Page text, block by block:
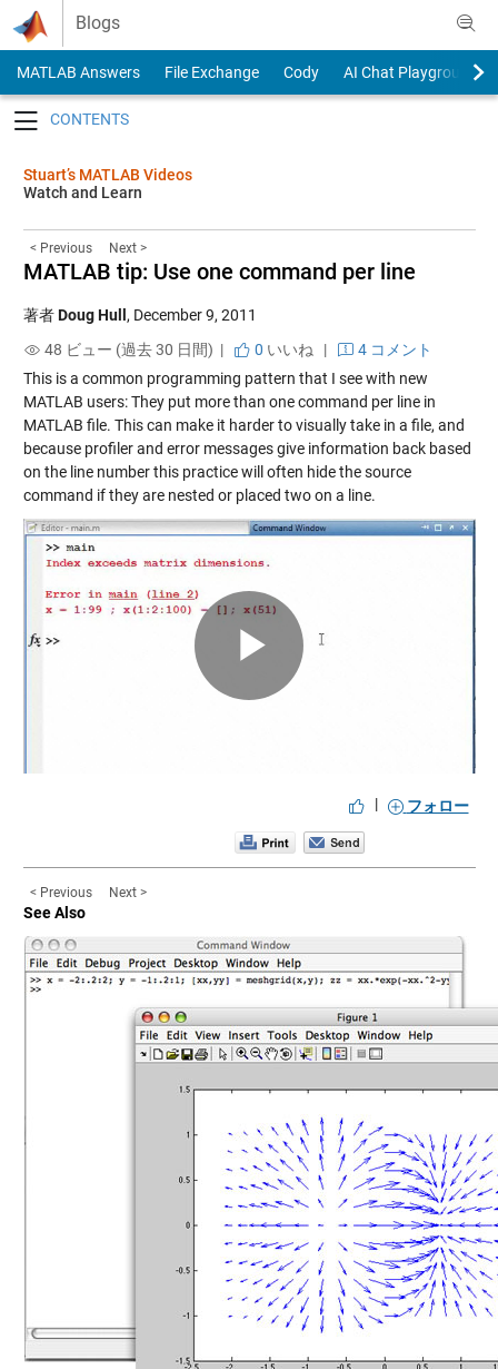
Skip to content
Blogs
MATLAB Answers File Exchange Cody
AI Chat Playground
Stuart’s MATLAB Videos
Watch and Learn
< Previous Next >
MATLAB tip: Use one command per line
著者Doug Hull , December 9, 2011
48 ビュー (過去 30 日間) |
0 いいね |
4 コメント
This is a common programming pattern that I see with new
MATLAB users: They put more than one command per line in
MATLAB file. This can make it harder to visually take in a file, and
because profiler and error messages give information back based
on the line number this practice will often hide the source
command if they are nested or placed two on a line.
Play
| フォロー
< Previous Next >
See Also